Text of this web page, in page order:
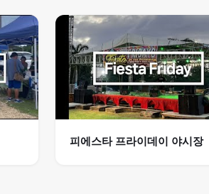
피에스타 프라이데이 야시장